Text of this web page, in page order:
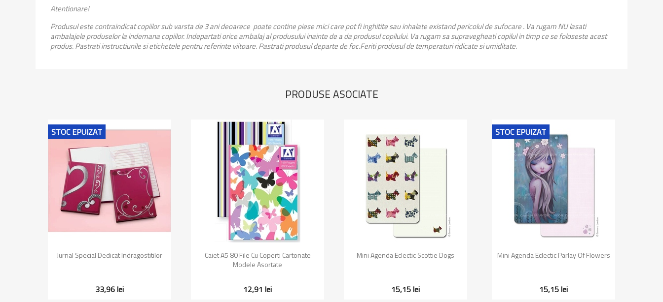
Atentionare!
Produsul este contraindicat copiilor sub varsta de 3 ani deoarece poate contine piese mici care pot fi inghitite sau inhalate existand pericolul de sufocare . Va rugam NU lasati
ambalajele produselor la indemana copiilor. Indepartati orice ambalaj al produsului inainte de a da produsul copilului. Va rugam sa supravegheati copilul in timp ce se foloseste acest
produs. Pastrati instructiunile si etichetele pentru referinte viitoare. Pastrati produsul departe de foc.Feriti produsul de temperaturi ridicate si umiditate.
PRODUSE ASOCIATE
Vizualizare rapida
Jurnal Special Dedicat Indragostitilor
33,96 lei
STOC EPUIZAT
Vizualizare rapida
Caiet A5 80 File Cu Coperti Cartonate
Modele Asortate
12,91 lei
Vizualizare rapida
Mini Agenda Eclectic Scottie Dogs
15,15 lei
Vizualizare rapida
Mini Agenda Eclectic Parlay Of Flowers
15,15 lei
STOC EPUIZAT